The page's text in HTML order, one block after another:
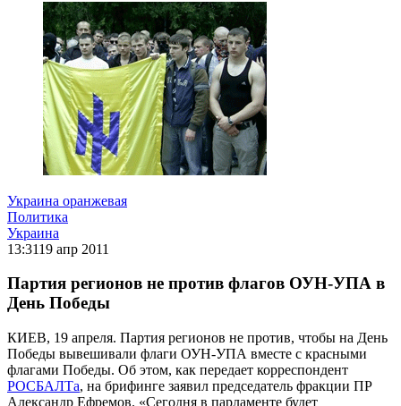
Украина оранжевая
Политика
Украина
13:3119 апр 2011
Партия регионов не против флагов ОУН-УПА в
День Победы
КИЕВ, 19 апреля. Партия регионов не против, чтобы на День
Победы вывешивали флаги ОУН-УПА вместе с красными
флагами Победы. Об этом, как передает корреспондент
РОСБАЛТа, на брифинге заявил председатель фракции ПР
Александр Ефремов. «Сегодня в парламенте будет